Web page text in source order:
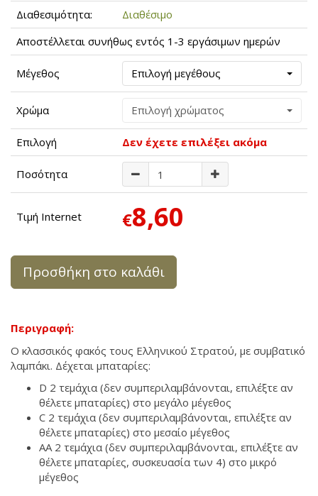
Διαθεσιμότητα:
Διαθέσιμο
Αποστέλλεται συνήθως εντός 1-3 εργάσιμων ημερών
Μέγεθος Επιλογή μεγέθους
Χρώμα Επιλογή χρώματος
Επιλογή Δεν έχετε επιλέξει ακόμα
Ποσότητα
Τιμή Internet €8,60
Προσθήκη στο καλάθι
Περιγραφή:
Ο κλασσικός φακός τους Ελληνικού Στρατού, με συμβατικό
λαμπάκι. Δέχεται μπαταρίες:
D 2 τεμάχια (δεν συμπεριλαμβάνονται, επιλέξτε αν
θέλετε μπαταρίες) στο μεγάλο μέγεθος
C 2 τεμάχια (δεν συμπεριλαμβάνονται, επιλέξτε αν
θέλετε μπαταρίες) στο μεσαίο μέγεθος
ΑΑ 2 τεμάχια (δεν συμπεριλαμβάνονται, επιλέξτε αν
θέλετε μπαταρίες, συσκευασία των 4) στο μικρό
μέγεθος